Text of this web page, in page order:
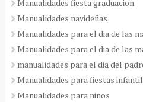
Manualidades fiesta graduacion
Manualidades navideñas
Manualidades para el dia de las
Manualidades para el dia de las
manualidades para el dia del
Manualidades para fiestas
Manualidades para niños